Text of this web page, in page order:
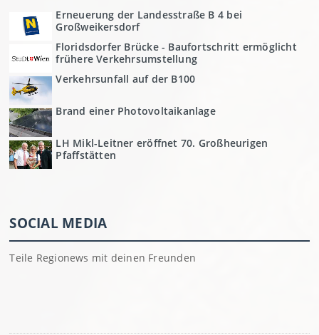
Erneuerung der Landesstraße B 4 bei
Großweikersdorf
Floridsdorfer Brücke - Baufortschritt ermöglicht
frühere Verkehrsumstellung
Verkehrsunfall auf der B100
Brand einer Photovoltaikanlage
LH Mikl-Leitner eröffnet 70. Großheurigen
Pfaffstätten
SOCIAL MEDIA
Teile Regionews mit deinen Freunden